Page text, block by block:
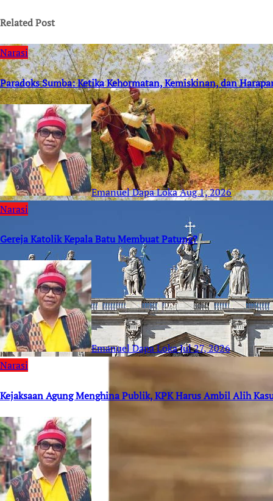
Related Post
Narasi
Paradoks Sumba: Ketika Kehormatan, Kemiskinan, dan
Emanuel Dapa LokaAug 1, 2026
Narasi
Gereja Katolik Kepala Batu Membuat Patung?
Emanuel Dapa LokaJul 27, 2026
Narasi
Kejaksaan Agung Menghina Publik, KPK Harus Ambil Alih